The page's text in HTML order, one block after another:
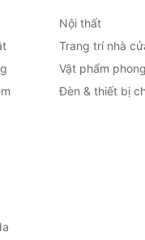
Nội thất
Trang trí nhà
Vật phẩm
Đèn & thiết bị